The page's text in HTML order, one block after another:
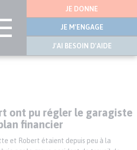
latérale
JE DONNE
JE M'ENGAGE
J'AI BESOIN D'AIDE
ont pu régler le garagiste
financier
et Robert étaient depuis peu à la